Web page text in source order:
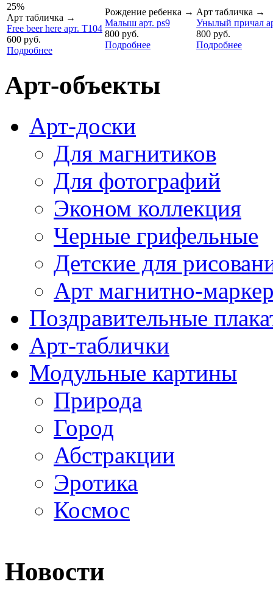
25%
Арт табличка →
Free beer here арт. T104
600 руб.
Подробнее
Рождение ребенка →
Малыш арт. ps9
800 руб.
Подробнее
Арт табличка →
Унылый причал
800 руб.
Подробнее
Арт-объекты
Арт-доски
Для магнитиков
Для фотографий
Эконом коллекция
Черные грифельные
Детские для
Арт магнитно-
Поздравительные
Арт-таблички
Модульные картины
Природа
Город
Абстракции
Эротика
Космос
Новости